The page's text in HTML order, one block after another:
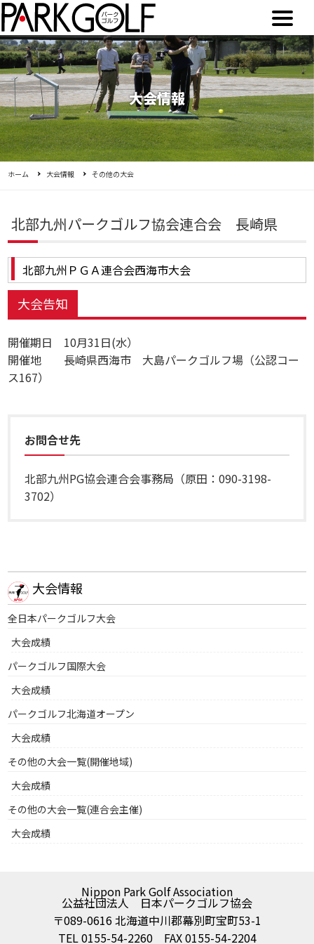
大会情報
ホーム 大会情報 その他の大会
大会情報
全日本パークゴルフ大会
大会成績
パークゴルフ国際大会
大会成績
パークゴルフ北海道オープン
大会成績
その他の大会一覧(開催地域)
大会成績
その他の大会一覧(連合会主催)
大会成績
北部九州パークゴルフ協会連合会 長崎県
北部九州ＰＧＡ連合会西海市大会
大会告知
開催期日 10月31日(水）
開催地 長崎県西海市 大島パークゴルフ場（公認コー
ス167）
お問合せ先
北部九州PG協会連合会事務局（原田：090-3198-
3702）
Nippon Park Golf Association
公益社団法人 日本パークゴルフ協会
〒089-0616 北海道中川郡幕別町宝町53-1
TEL 0155-54-2260 FAX 0155-54-2204